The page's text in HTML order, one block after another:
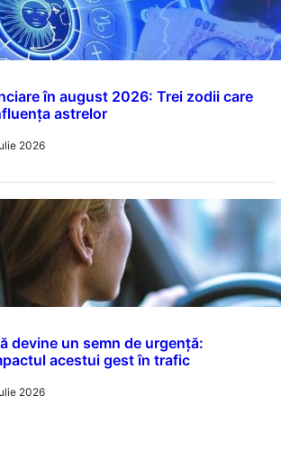
în august 2026: Trei zodii care
astrelor
2026
devine un semn de urgență:
acestui gest în trafic
2026